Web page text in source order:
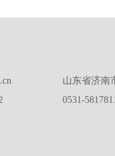
山东省济南
0531-